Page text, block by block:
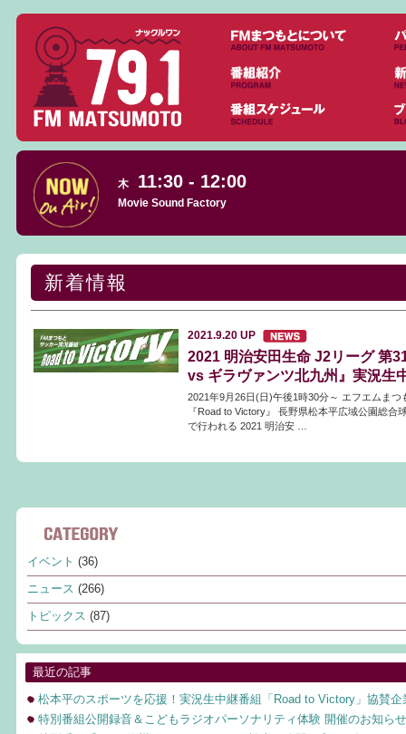
木 11:30 - 12:00
Movie Sound Factory
新着情報
2021.9.20 UP
2021 明治安田生命 J2リーグ 第
vs ギラヴァンツ北九州』実況生
2021年9月26日(日)午後1時30分～ エフエムまつ
『Road to Victory』 長野県松本平広域公園総合
で行われる 2021 明治安 …
イベント (36)
ニュース (266)
トピックス (87)
最近の記事
松本平のスポーツを応援！実況生中継番組「Road to Victory」協賛企
特別番組公開録音＆こどもラジオパーソナリティ体験 開催のお知らせ